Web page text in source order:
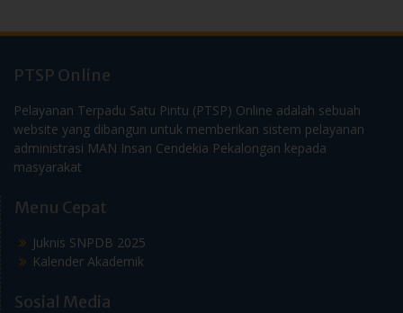
PTSP Online
Pelayanan Terpadu Satu Pintu (PTSP) Online adalah sebuah
website yang dibangun untuk memberikan sistem pelayanan
administrasi MAN Insan Cendekia Pekalongan kepada
masyarakat
Menu Cepat
Juknis SNPDB 2025
Kalender Akademik
Sosial Media